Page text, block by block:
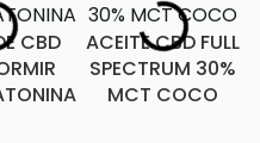
CBD
ACEITE CBD FULL
SPECTRUM 30%
MCT COCO